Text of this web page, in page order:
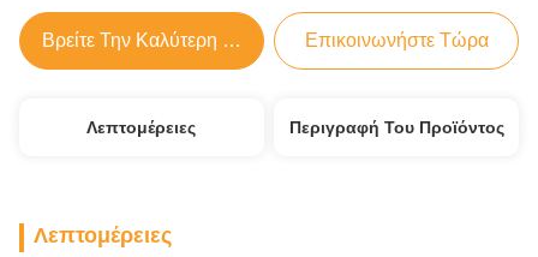
Βρείτε Την Καλύτερη Τιμή Επικοινωνήστε Τώρα
Λεπτομέρειες Περιγραφή Του Προϊόντος
Λεπτομέρειες